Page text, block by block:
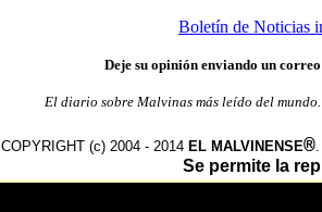
Boletín de Noticias
Dejesu opinión enviando un
El diario sobre Malvinas más leído del mundo
COPYRIGHT (c) 2004 - 2014 EL MALVINENSE®
Se permite la